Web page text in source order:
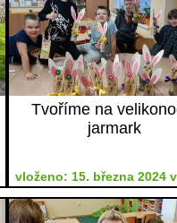
Tvoříme na
jarmark
vloženo: 15. března 2024